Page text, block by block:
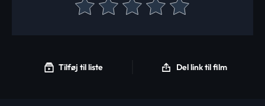
Tilføj til liste Del link til film